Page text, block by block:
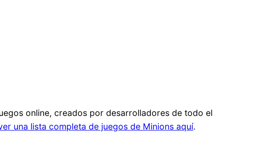
online, creados por desarrolladores de todo el
una lista completa de juegos de Minions aquí.